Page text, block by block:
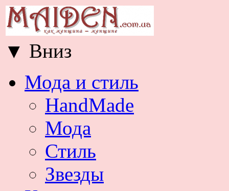
▼ Вниз
Мода и стиль
HandMade
Мода
Стиль
Звезды